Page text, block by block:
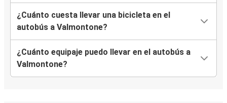
¿Cuánto cuesta llevar una bicicleta en el
autobús a Valmontone?
¿Cuánto equipaje puedo llevar en el autobús a
Valmontone?